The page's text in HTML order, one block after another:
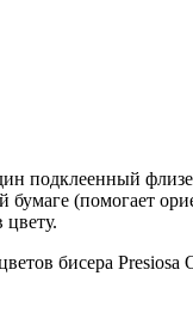
подклеенный
бумаге (помогает
цвету.
бисера Presiosa